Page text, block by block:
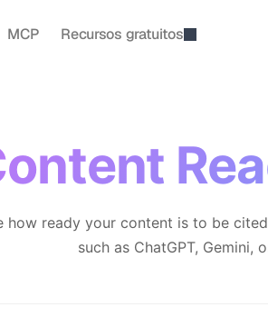
MCP Recursos gratuitos